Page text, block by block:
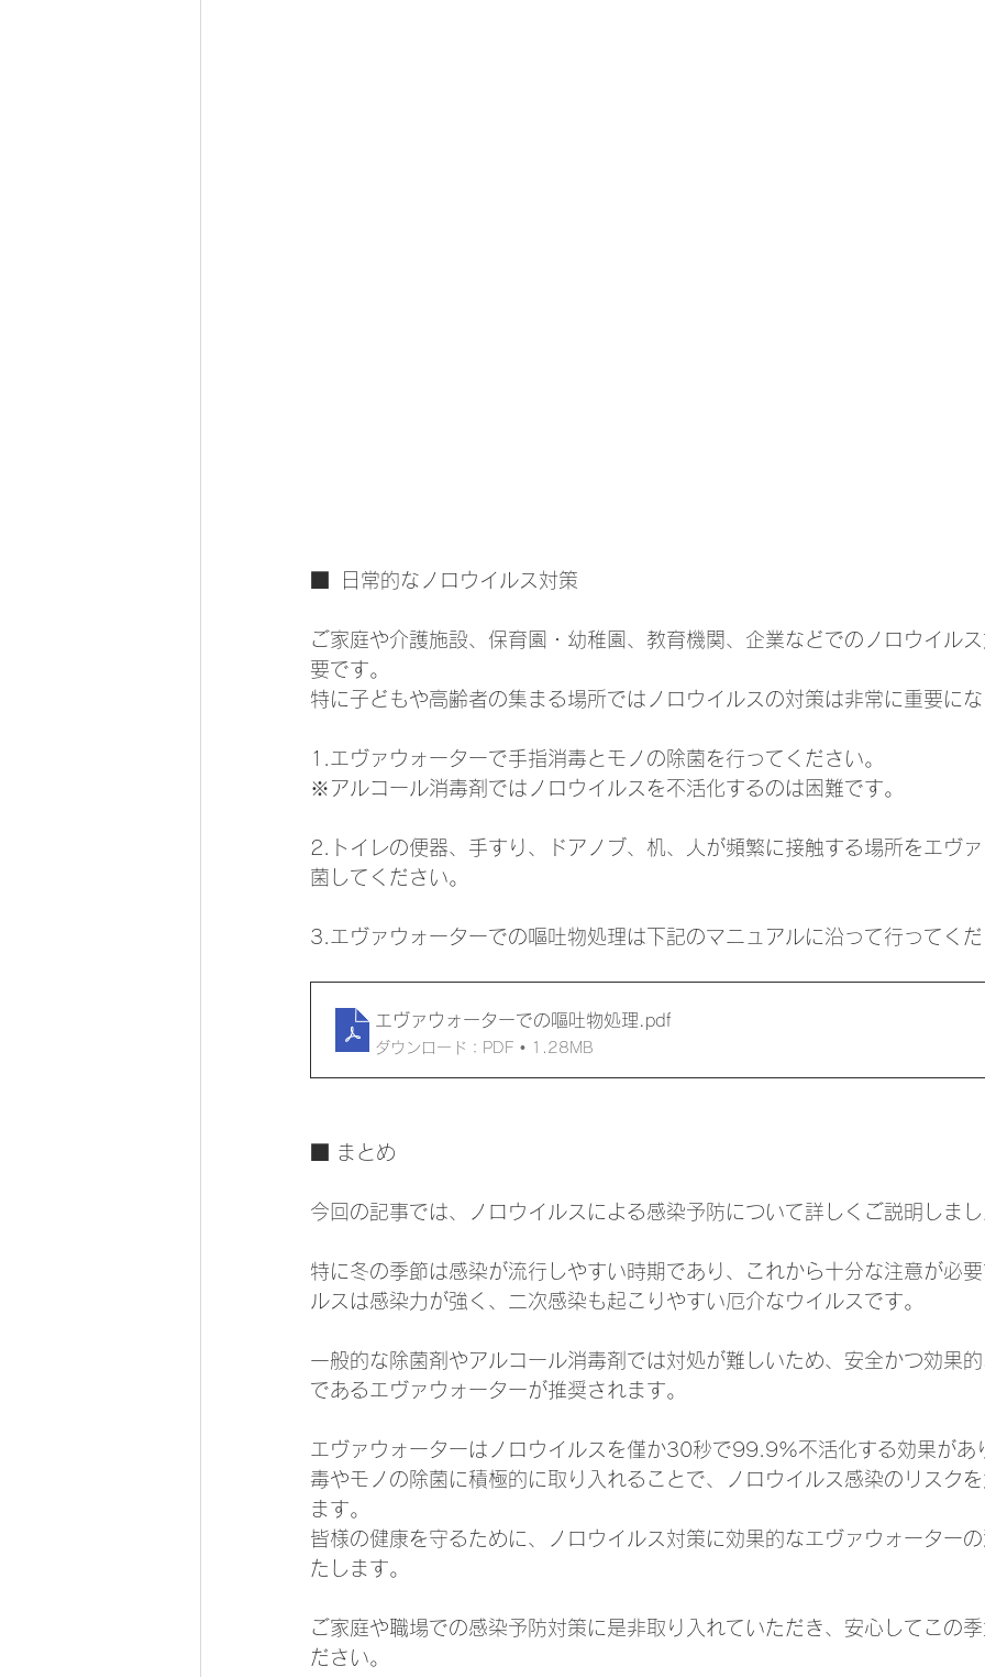
■  日常的なノロウイルス対策
ご家庭や介護施設、保育園・幼稚園、教育機関、企業などでのノロウイル
要です。
特に子どもや高齢者の集まる場所ではノロウイルスの対策は非常に重要に
1.エヴァウォーターで手指消毒とモノの除菌を行ってください。
※アルコール消毒剤ではノロウイルスを不活化するのは困難です。
2.トイレの便器、手すり、ドアノブ、机、人が頻繁に接触する場所をエヴ
菌してください。
3.エヴァウォーターでの嘔吐物処理は下記のマニュアルに沿って行ってく
エヴァウォーターでの嘔吐物処理.pdf
ダウンロード：PDF • 1.28MB
■ まとめ
今回の記事では、ノロウイルスによる感染予防について詳しくご説明しま
特に冬の季節は感染が流行しやすい時期であり、これから十分な注意が必
ルスは感染力が強く、二次感染も起こりやすい厄介なウイルスです。
一般的な除菌剤やアルコール消毒剤では対処が難しいため、安全かつ効果
であるエヴァウォーターが推奨されます。
エヴァウォーターはノロウイルスを僅か30秒で99.9%不活化する効果があ
毒やモノの除菌に積極的に取り入れることで、ノロウイルス感染のリスク
ます。
皆様の健康を守るために、ノロウイルス対策に効果的なエヴァウォーター
たします。
ご家庭や職場での感染予防対策に是非取り入れていただき、安心してこの
ださい。